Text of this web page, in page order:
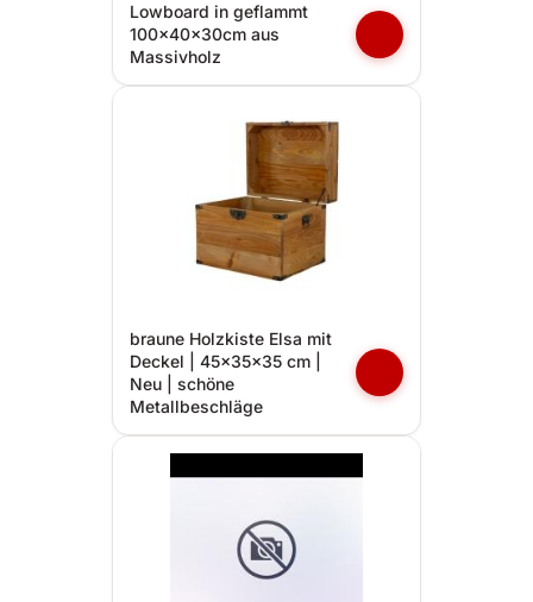
Lowboard in geflammt
100x40x30cm aus
Massivholz
braune Holzkiste Elsa mit
Deckel | 45x35x35 cm |
Neu | schöne
Metallbeschläge